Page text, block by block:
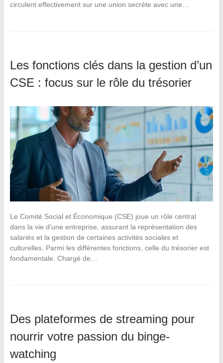
circulent effectivement sur une union secrète avec une…
Les fonctions clés dans la gestion d’un
CSE : focus sur le rôle du trésorier
Le Comité Social et Économique (CSE) joue un rôle central
dans la vie d’une entreprise, assurant la représentation des
salariés et la gestion de certaines activités sociales et
culturelles. Parmi les différentes fonctions, celle du trésorier est
fondamentale. Chargé de…
Des plateformes de streaming pour
nourrir votre passion du binge-
watching